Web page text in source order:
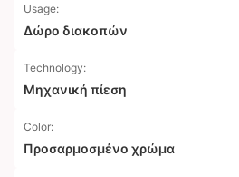
Usage:
Δώρο διακοπών
Technology:
Μηχανική πίεση
Color:
Προσαρμοσμένο χρώμα